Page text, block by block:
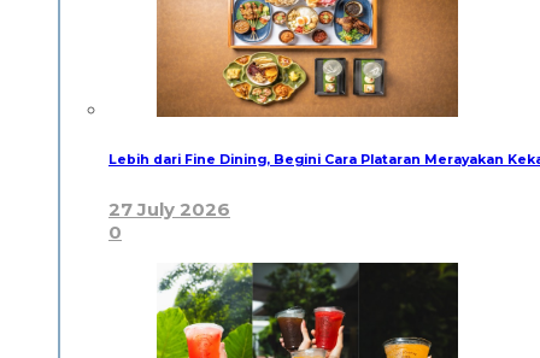
Lebih dari Fine Dining, Begini Cara Plataran Merayakan
27 July 2026
0